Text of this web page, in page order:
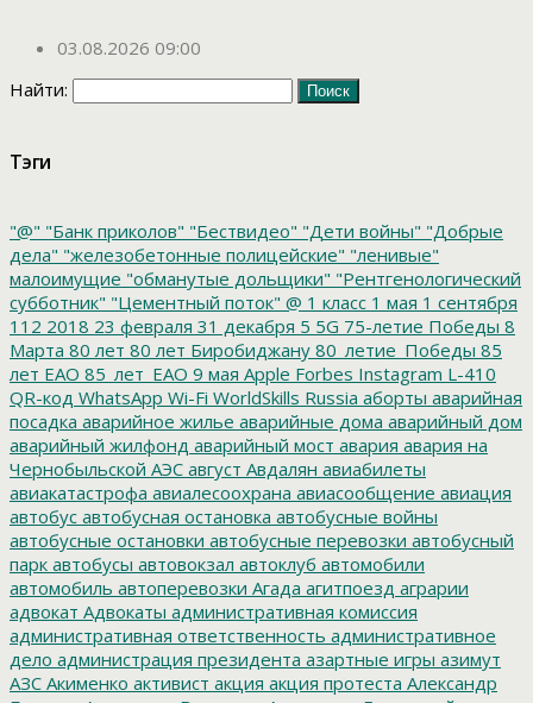
03.08.2026 09:00
Найти:
Тэги
"@" "Банк приколов" "Бествидео" "Дети войны" "Добрые
дела" "железобетонные полицейские" "ленивые"
малоимущие "обманутые дольщики" "Рентгенологический
субботник" "Цементный поток" @ 1 класс 1 мая 1 сентября
112 2018 23 февраля 31 декабря 5 5G 75-летие Победы 8
Марта 80 лет 80 лет Биробиджану 80_летие_Победы 85
лет ЕАО 85_лет_ЕАО 9 мая Apple Forbes Instagram L-410
QR-код WhatsApp Wi-Fi WorldSkills Russia аборты аварийная
посадка аварийное жилье аварийные дома аварийный дом
аварийный жилфонд аварийный мост авария авария на
Чернобыльской АЭС август Авдалян авиабилеты
авиакатастрофа авиалесоохрана авиасообщение авиация
автобус автобусная остановка автобусные войны
автобусные остановки автобусные перевозки автобусный
парк автобусы автовокзал автоклуб автомобили
автомобиль автоперевозки Агада агитпоезд аграрии
адвокат Адвокаты административная комиссия
административная ответственность административное
дело администрация президента азартные игры азимут
АЗС Акименко активист акция акция протеста Александр